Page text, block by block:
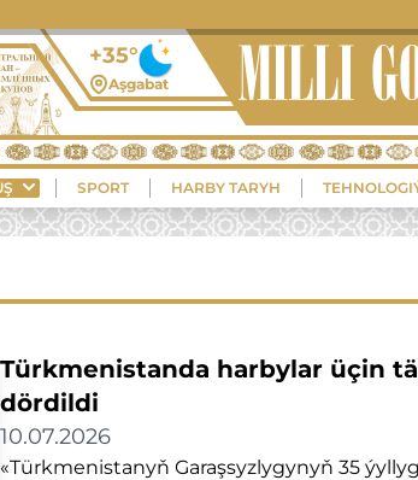
SPORT HARBY TARYH
Türkmenistanda harbylar üçin
dördildi
10.07.2026
«Türkmenistanyň Garaşsyzlygynyň 35